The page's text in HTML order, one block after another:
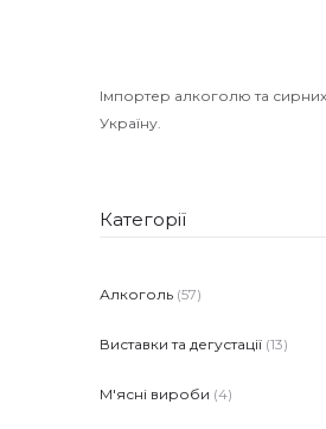
Імпортер алкоголю та сирних
Україну.
Категорії
Алкоголь (57)
Виставки та дегустації (13)
М'ясні вироби (4)